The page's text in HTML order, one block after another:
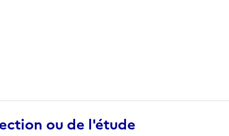
ou de l'étude